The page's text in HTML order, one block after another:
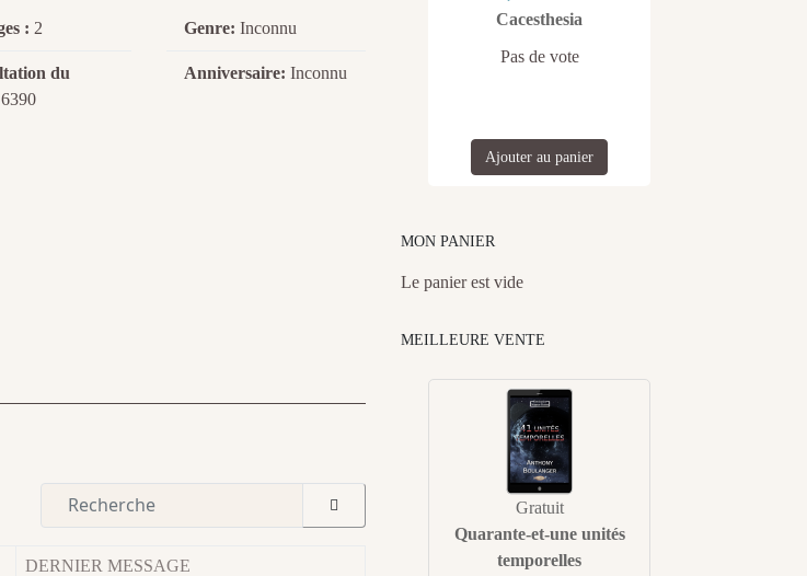
: 2
du
6390
Genre: Inconnu
Anniversaire: Inconnu
DERNIER MESSAGE
Cacesthesia
Pas de vote
Ajouter au panier
MON PANIER
Le panier est vide
MEILLEURE VENTE
Gratuit
Quarante-et-une unités
temporelles